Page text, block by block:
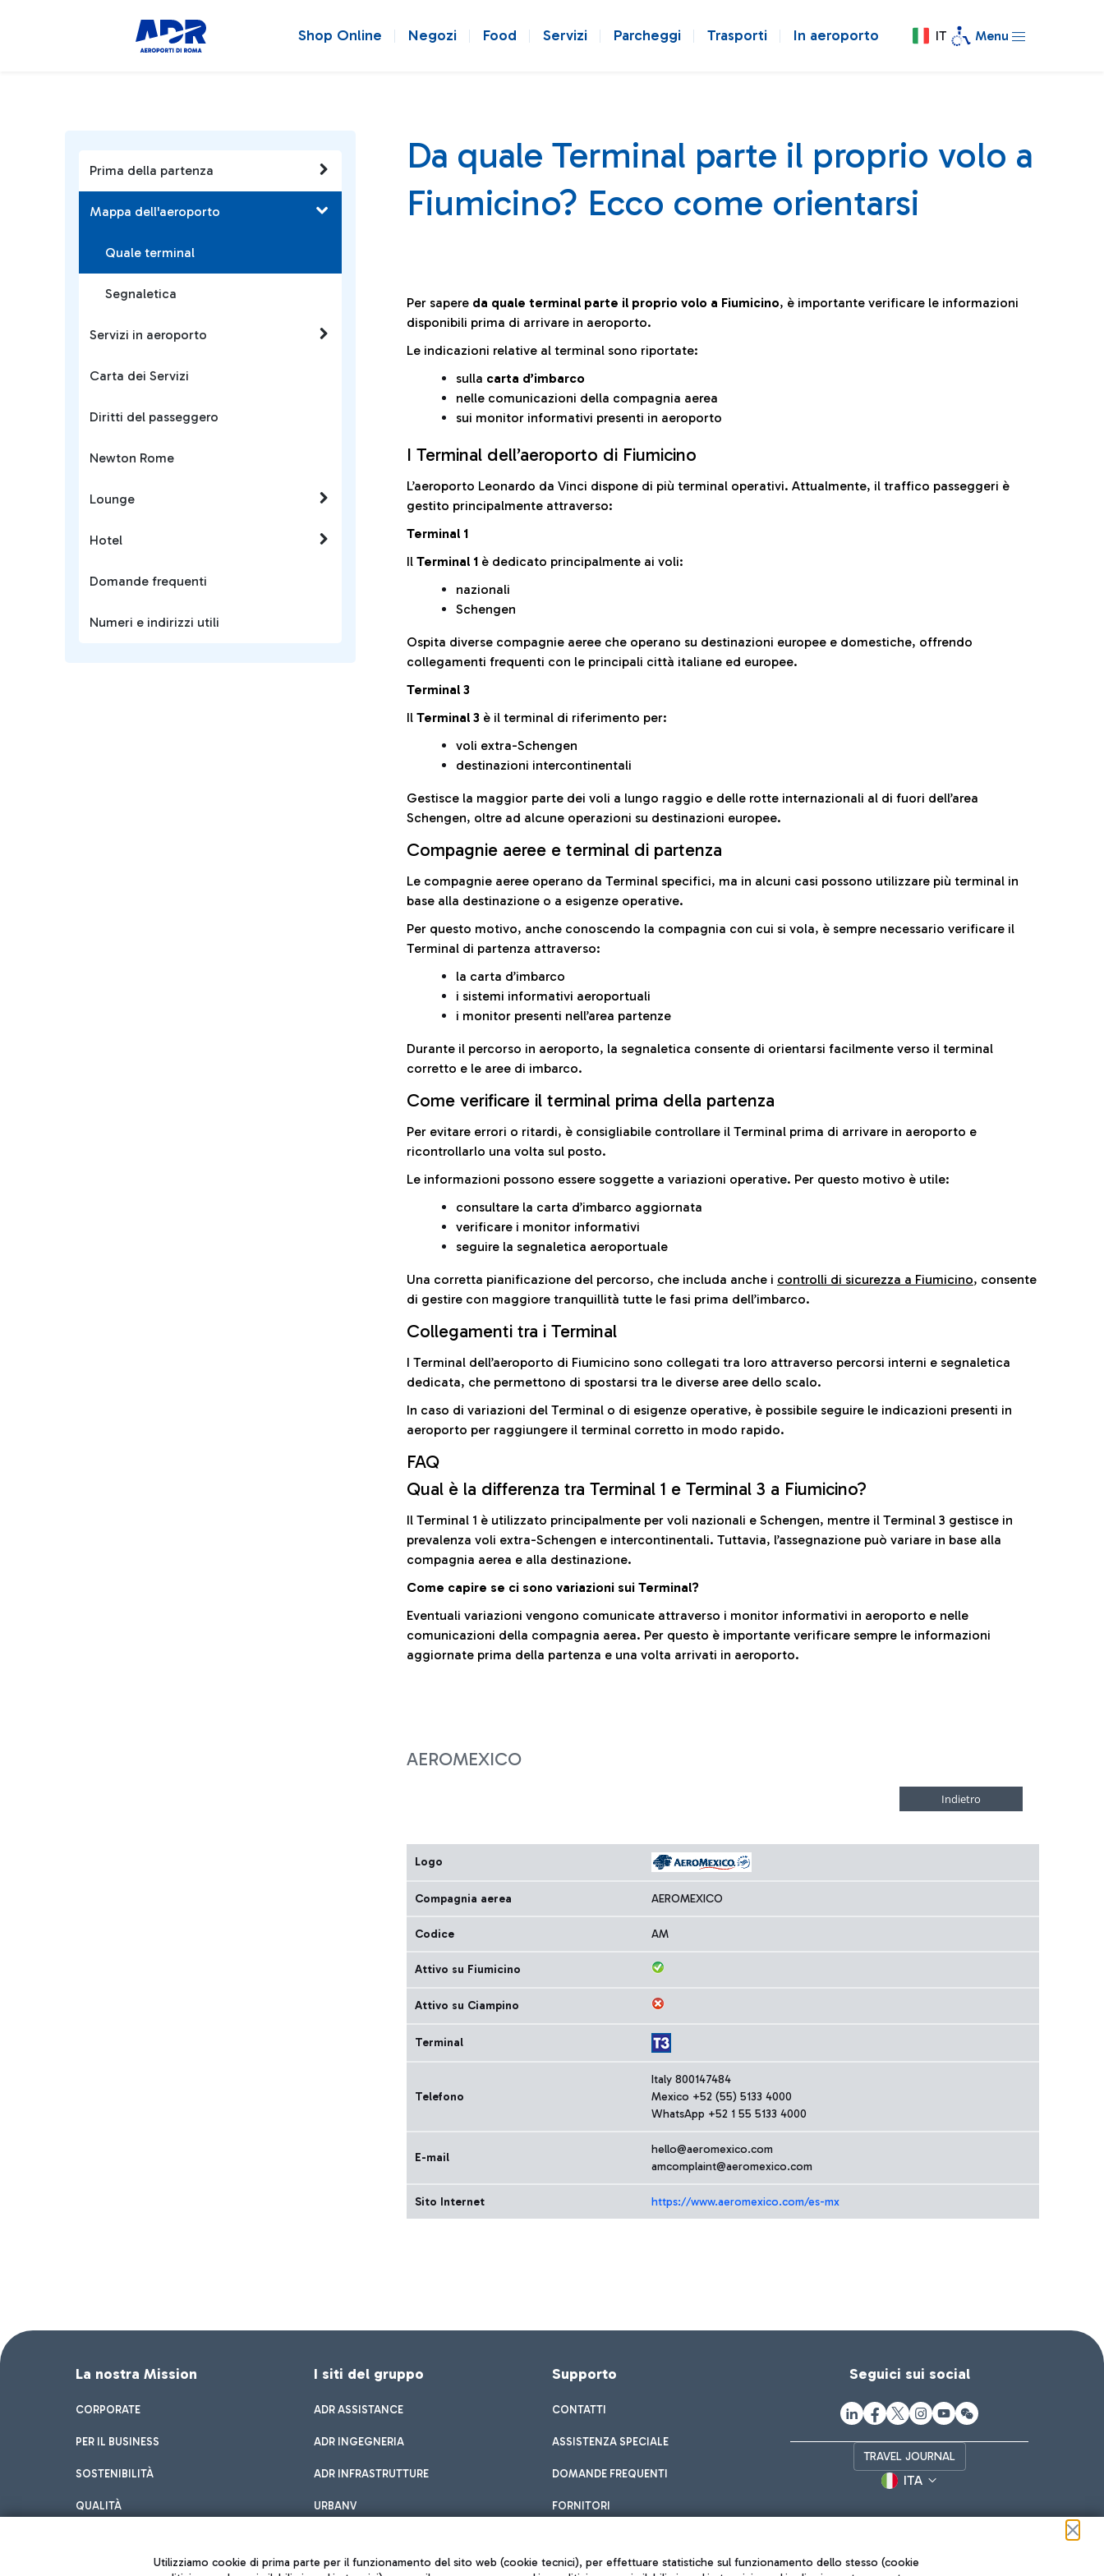
Shop Online Negozi Food Servizi Parcheggi Trasporti In aeroporto IT Menu
Prima della partenza
Mappa dell'aeroporto
Quale terminal
Segnaletica
Servizi in aeroporto
Carta dei Servizi
Diritti del passeggero
Newton Rome
Lounge
Hotel
Domande frequenti
Numeri e indirizzi utili
Da quale Terminal parte il proprio volo a
Fiumicino? Ecco come orientarsi
Per sapere da quale terminal parte il proprio volo a Fiumicino, è importante verificare le informazioni
disponibili prima di arrivare in aeroporto.
Le indicazioni relative al terminal sono riportate:
sulla carta d’imbarco
nelle comunicazioni della compagnia aerea
sui monitor informativi presenti in aeroporto
I Terminal dell’aeroporto di Fiumicino
L’aeroporto Leonardo da Vinci dispone di più terminal operativi. Attualmente, il traffico passeggeri è
gestito principalmente attraverso:
Terminal 1
Il Terminal 1 è dedicato principalmente ai voli:
nazionali
Schengen
Ospita diverse compagnie aeree che operano su destinazioni europee e domestiche, offrendo
collegamenti frequenti con le principali città italiane ed europee.
Terminal 3
Il Terminal 3 è il terminal di riferimento per:
voli extra-Schengen
destinazioni intercontinentali
Gestisce la maggior parte dei voli a lungo raggio e delle rotte internazionali al di fuori dell’area
Schengen, oltre ad alcune operazioni su destinazioni europee.
Compagnie aeree e terminal di partenza
Le compagnie aeree operano da Terminal specifici, ma in alcuni casi possono utilizzare più terminal in
base alla destinazione o a esigenze operative.
Per questo motivo, anche conoscendo la compagnia con cui si vola, è sempre necessario verificare il
Terminal di partenza attraverso:
la carta d’imbarco
i sistemi informativi aeroportuali
i monitor presenti nell’area partenze
Durante il percorso in aeroporto, la segnaletica consente di orientarsi facilmente verso il terminal
corretto e le aree di imbarco.
Come verificare il terminal prima della partenza
Per evitare errori o ritardi, è consigliabile controllare il Terminal prima di arrivare in aeroporto e
ricontrollarlo una volta sul posto.
Le informazioni possono essere soggette a variazioni operative. Per questo motivo è utile:
consultare la carta d’imbarco aggiornata
verificare i monitor informativi
seguire la segnaletica aeroportuale
Una corretta pianificazione del percorso, che includa anche i controlli di sicurezza a Fiumicino, consente
di gestire con maggiore tranquillità tutte le fasi prima dell’imbarco.
Collegamenti tra i Terminal
I Terminal dell’aeroporto di Fiumicino sono collegati tra loro attraverso percorsi interni e segnaletica
dedicata, che permettono di spostarsi tra le diverse aree dello scalo.
In caso di variazioni del Terminal o di esigenze operative, è possibile seguire le indicazioni presenti in
aeroporto per raggiungere il terminal corretto in modo rapido.
FAQ
Qual è la differenza tra Terminal 1 e Terminal 3 a Fiumicino?
Il Terminal 1 è utilizzato principalmente per voli nazionali e Schengen, mentre il Terminal 3 gestisce in
prevalenza voli extra-Schengen e intercontinentali. Tuttavia, l’assegnazione può variare in base alla
compagnia aerea e alla destinazione.
Come capire se ci sono variazioni sui Terminal?
Eventuali variazioni vengono comunicate attraverso i monitor informativi in aeroporto e nelle
comunicazioni della compagnia aerea. Per questo è importante verificare sempre le informazioni
aggiornate prima della partenza e una volta arrivati in aeroporto.
AEROMEXICO
Logo
Compagnia aerea AEROMEXICO
Codice AM
Attivo su Fiumicino
Attivo su Ciampino
Terminal
Telefono
Italy 800147484
Mexico +52 (55) 5133 4000
WhatsApp +52 1 55 5133 4000
E-mail
hello@aeromexico.com
amcomplaint@aeromexico.com
Sito Internet https://www.aeromexico.com/es-mx
La nostra Mission
CORPORATE
PER IL BUSINESS
SOSTENIBILITÀ
QUALITÀ
I siti del gruppo
ADR ASSISTANCE
ADR INGEGNERIA
ADR INFRASTRUTTURE
URBANV
Supporto
CONTATTI
ASSISTENZA SPECIALE
DOMANDE FREQUENTI
FORNITORI
Seguici sui social
TRAVEL JOURNAL
ITA
Utilizziamo cookie di prima parte per il funzionamento del sito web (cookie tecnici), per effettuare statistiche sul funzionamento dello stesso (cookie